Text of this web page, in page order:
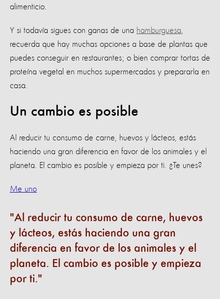
alimenticio.
Y si todavía sigues con ganas de una hamburguesa
recuerda que hay muchas opciones a base de plantas que
puedes conseguir en restaurantes; o bien comprar tortas de
proteína vegetal en muchos supermercados y prepararla en
casa.
Un cambio es posible
Al reducir tu consumo de carne, huevos y lácteos, estás
haciendo una gran diferencia en favor de los animales y el
planeta. El cambio es posible y empieza por ti. ¿Te unes?
Me uno
Al reducir tu consumo de carne, huevos
y lácteos, estás haciendo una gran
diferencia en favor de los animales y el
planeta. El cambio es posible y empieza
por ti.